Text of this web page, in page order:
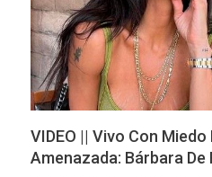
VIDEO || Vivo Con
Amenazada: Bárbara De